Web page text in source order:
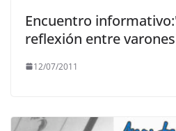
Encuentro
reflexión entre
12/07/2011